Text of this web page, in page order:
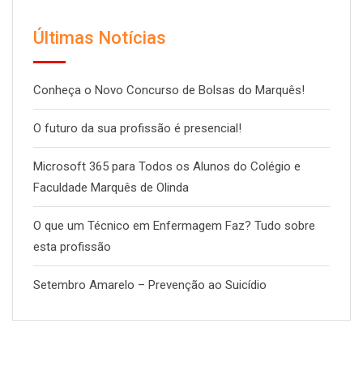
Últimas Notícias
Conheça o Novo Concurso de Bolsas do Marquês!
O futuro da sua profissão é presencial!
Microsoft 365 para Todos os Alunos do Colégio e
Faculdade Marquês de Olinda
O que um Técnico em Enfermagem Faz? Tudo sobre
esta profissão
Setembro Amarelo – Prevenção ao Suicídio